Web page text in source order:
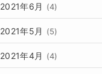
2021年6月 (4)
2021年5月 (5)
2021年4月 (4)